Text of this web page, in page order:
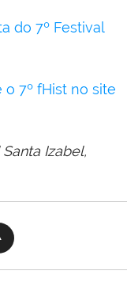
do 7º Festival
7º fHist no site
Izabel,